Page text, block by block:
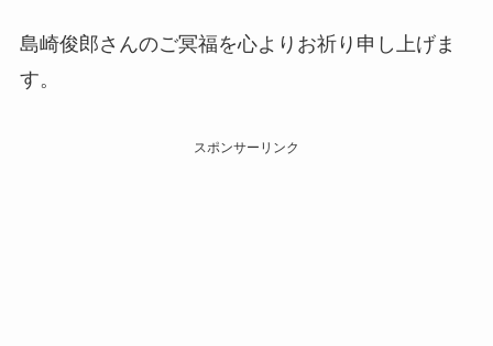
島崎俊郎さんのご冥福を心よりお祈り申し上げま
す。
スポンサーリンク